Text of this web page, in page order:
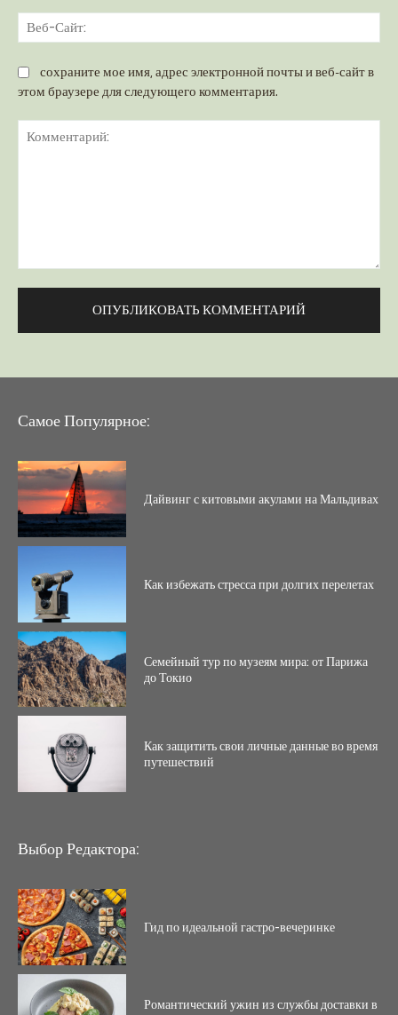
сохраните мое имя, адрес электронной почты и веб-сайт в
этом браузере для следующего комментария.
Самое Популярное:
Дайвинг с китовыми акулами на Мальдивах
Как избежать стресса при долгих перелетах
Семейный тур по музеям мира: от Парижа
до Токио
Как защитить свои личные данные во время
путешествий
Выбор Редактора:
Гид по идеальной гастро-вечеринке
Романтический ужин из службы доставки в